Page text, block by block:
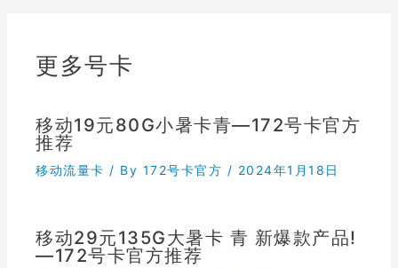
更多号卡
移动19元80G小暑卡青—172号卡官方
推荐
移动流量卡 / By 172号卡官方 / 2024年1月18日
移动29元135G大暑卡 青 新爆款产品!
—172号卡官方推荐